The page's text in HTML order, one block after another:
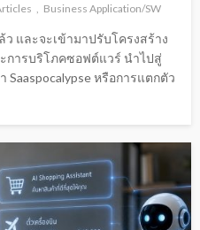
Business Application/SW
และจะเข้ามาปรับโครงสร้าง
การบริโภคซอฟต์แวร์ นำไปสู่
หรือการแตกตัว